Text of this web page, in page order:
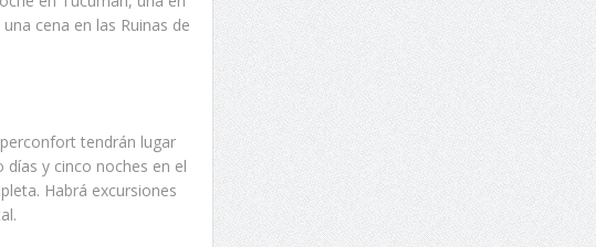
cena en las Ruinas de
tendrán lugar
días y cinco noches en el
Habrá excursiones